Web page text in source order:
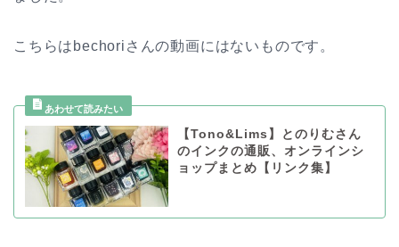
こちらはbechoriさんの動画にはないものです。
【Tono&Lims】とのりむさん
のインクの通販、オンラインシ
ョップまとめ【リンク集】